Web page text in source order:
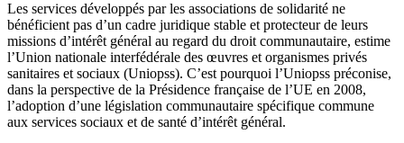
Les services développés par les associations de solidarité ne
bénéficient pas d’un cadre juridique stable et protecteur de leurs
missions d’intérêt général au regard du droit communautaire, estime
l’Union nationale interfédérale des œuvres et organismes privés
sanitaires et sociaux (Uniopss). C’est pourquoi l’Uniopss préconise,
dans la perspective de la Présidence française de l’UE en 2008,
l’adoption d’une législation communautaire spécifique commune
aux services sociaux et de santé d’intérêt général.